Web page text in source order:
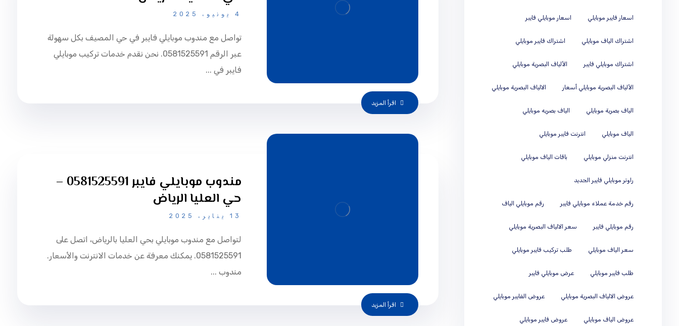
4 يونيو، 2025
تواصل مع مندوب موبايلي فايبر في حي المصيف بكل سهولة
عبر الرقم 0581525591. نحن نقدم خدمات تركيب موبايلي
فايبر في ...
اقرأ المزيد
مندوب موبايلي فايبر 0581525591 –
حي العليا الرياض
13 يناير، 2025
لتواصل مع مندوب موبايلي بحي العليا بالرياض، اتصل على
0581525591. يمكنك معرفة عن خدمات الانترنت والأسعار.
مندوب ...
اقرأ المزيد
اسعار فايبر موبايلي اسعار موبايلي فايبر
اشتراك الياف موبايلي اشتراك فايبر موبايلي
اشتراك موبايلي فايبر الألياف البصرية موبايلي
الألياف البصرية موبايلي أسعار الالياف البصرية موبايلي
الياف بصرية موبايلي الياف بصريه موبايلي
الياف موبايلي انترنت فايبر موبايلي
انترنت منزلي موبايلي باقات الياف موبايلي
راوتر موبايلي فايبر الجديد
رقم خدمة عملاء موبايلي فايبر رقم موبايلي الياف
رقم موبايلي فايبر سعر الالياف البصرية موبايلي
سعر الياف موبايلي طلب تركيب فايبر موبايلي
طلب فايبر موبايلي عرض موبايلي فايبر
عروض الالياف البصرية موبايلي عروض الفايبر موبايلي
عروض الياف موبايلي عروض فايبر موبايلي